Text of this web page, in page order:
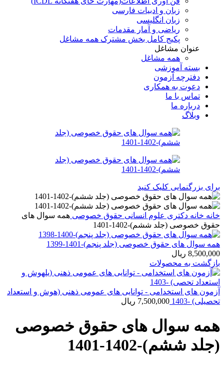
زبان و ادبیات فارسی
زبان انگلیسی
ریاضی و آمار مقدمات
پکیج کامل بخش مشترک همه مشاغل
عنوان مشاغل
همه مشاغل
بسته آموزشی
دفترچه آزمون
دعوت به همکاری
تماس با ما
درباره ما
وبلاگ
برای بزرگنمایی کلیک کنید
خانه خانه دکتری علوم انسانی حقوق خصوصی همه سوال های
حقوق خصوصی (جلد ششم)-1402-1401
همه سوال های حقوق خصوصی (جلد پنجم)-1401-1399
8,500,000 ریال
بازگشت به محصولات
آزمون های استخدامی - توانایی های عمومی ذهنی (هوش و استعداد
تحصیلی) -1403
7,500,000 ریال
همه سوال های حقوق خصوصی
(جلد ششم)-1402-1401